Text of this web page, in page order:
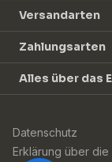
Versandarten
Zahlungsarten
Alles über das
Datenschutz
Erklärung über